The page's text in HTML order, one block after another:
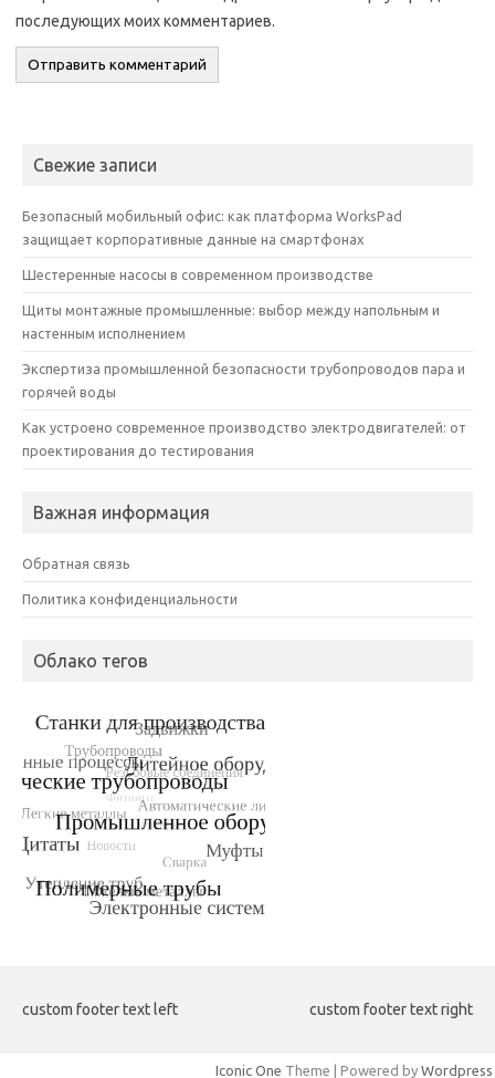
последующих моих комментариев.
Свежие записи
Безопасный мобильный офис: как платформа WorksPad
защищает корпоративные данные на смартфонах
Шестеренные насосы в современном производстве
Щиты монтажные промышленные: выбор между напольным и
настенным исполнением
Экспертиза промышленной безопасности трубопроводов пара и
горячей воды
Как устроено современное производство электродвигателей: от
проектирования до тестирования
Важная информация
Обратная связь
Политика конфиденциальности
Облако тегов
custom footer text left custom footer text right
Iconic One Theme | Powered by Wordpress